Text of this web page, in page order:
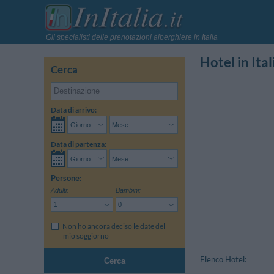
Gli specialisti delle prenotazioni alberghiere in Italia
Cerca
Data di arrivo:
Data di partenza:
Persone:
Adulti: Bambini:
Non ho ancora deciso le date del
mio soggiorno
Cerca
Hotel in
Elenco Hotel: